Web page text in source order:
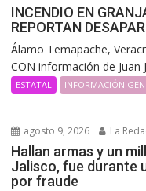
INCENDIO EN
REPORTAN
Álamo Temapache,
CON información de Juan
ESTATAL INFORMACIÓN
agosto 9, 2026 La
Hallan armas y un
Jalisco, fue durante
por fraude